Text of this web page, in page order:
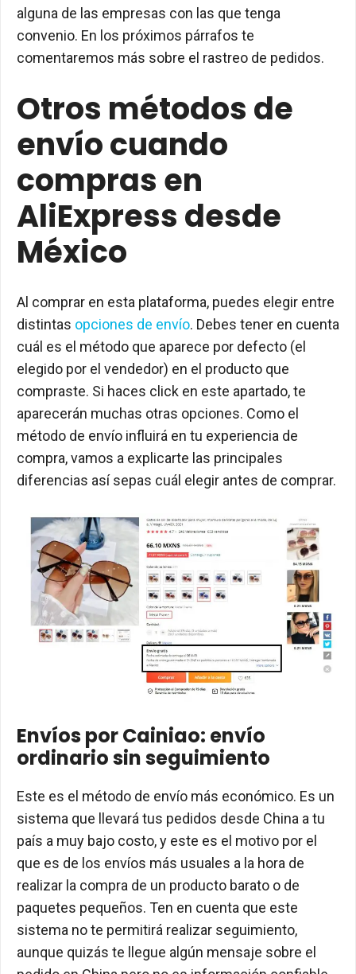
alguna de las empresas con las que tenga
convenio. En los próximos párrafos te
comentaremos más sobre el rastreo de pedidos.
Otros métodos de
envío cuando
compras en
AliExpress desde
México
Al comprar en esta plataforma, puedes elegir entre
distintas opciones de envío. Debes tener en cuenta
cuál es el método que aparece por defecto (el
elegido por el vendedor) en el producto que
compraste. Si haces click en este apartado, te
aparecerán muchas otras opciones. Como el
método de envío influirá en tu experiencia de
compra, vamos a explicarte las principales
diferencias así sepas cuál elegir antes de comprar.
Envíos por Cainiao: envío
ordinario sin seguimiento
Este es el método de envío más económico. Es un
sistema que llevará tus pedidos desde China a tu
país a muy bajo costo, y este es el motivo por el
que es de los envíos más usuales a la hora de
realizar la compra de un producto barato o de
paquetes pequeños. Ten en cuenta que este
sistema no te permitirá realizar seguimiento,
aunque quizás te llegue algún mensaje sobre el